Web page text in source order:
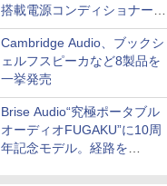
搭載電源コンディショナー
「AC iPurifier2」
Cambridge Audio、ブックシ
ェルフスピーカなど8製品を
一挙発売
Brise Audio“究極ポータブル
オーディオFUGAKU”に10周
年記念モデル。経路を